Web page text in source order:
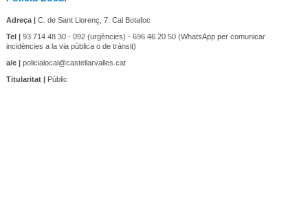
Adreça |C. de Sant Llorenç, 7. Cal Botafoc
Tel |93 714 48 30 - 092 (urgències) - 696 46 20 50 (WhatsApp per comunicar
incidències a la via pública o de trànsit)
a/e |policialocal@castellarvalles.cat
Titularitat |Públic